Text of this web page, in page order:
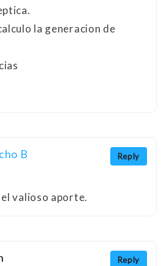
la generacion de
Reply
B
valioso aporte.
Reply